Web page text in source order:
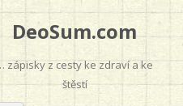
DeoSum.com
zápisky z cesty ke zdraví a ke
štěstí